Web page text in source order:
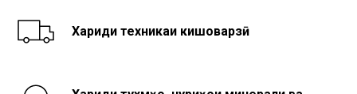
Хариди техникаи кишоварзӣ